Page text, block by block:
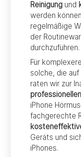
Reinigung und
werden
regelmäßige
der
durchzuführen.
Für
solche, die
raten wir zur
iPhone
fachgerechte
Geräts und
iPhones.